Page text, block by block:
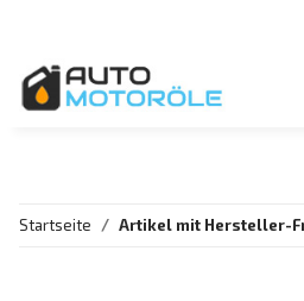
Startseite Artikel mit Hersteller-